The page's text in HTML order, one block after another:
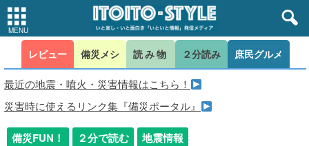
レビュー 備災メシ 読み物 ２分読み 庶民グルメ
最近の地震・噴火・災害情報はこちら！
災害時に使えるリンク集『備災ポータル』
備災FUN！ ２分で読む 地震情報